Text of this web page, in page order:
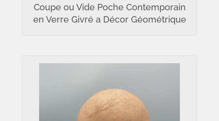
Coupe ou Vide Poche Contemporain
en Verre Givré a Décor Géométrique